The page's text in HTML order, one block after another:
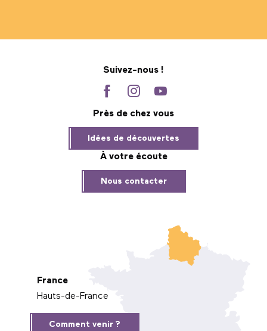
Suivez-nous !
Près de chez vous
Idées de découvertes
À votre écoute
Nous contacter
France
Hauts-de-France
Comment venir ?